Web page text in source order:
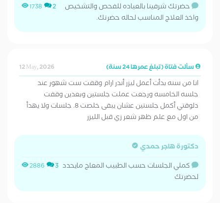
1738 2
حضرتك شرفينا بالعياده للفحص والتشخيص
واخذ العلاج المناسب لحاله حضرتك.
سألت فتاة (تبلغ عمرها 24 سنة) 12 May, 2026
انا من سنه بدأت أعمل ليزر أندر ارام وقفت ست شهور عند
جلسه الخامسه ورجعت عملت جلستين وبعدين وقفت
دلوقتي أكمل جلستين عشان يبقى خلصت 8. جلسات ولا يهدأ
من اول مع علم ظهر شعر زي قبل الليزر
دكتورة هاجر حمدي
2886 3 كملي الجلسات حسب الطبيب المعاج مايحدد
لحضرتك